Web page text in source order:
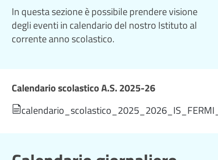
In questa sezione è possibile prendere visione
degli eventi in calendario del nostro Istituto al
corrente anno scolastico.
Calendario scolastico A.S. 2025-26